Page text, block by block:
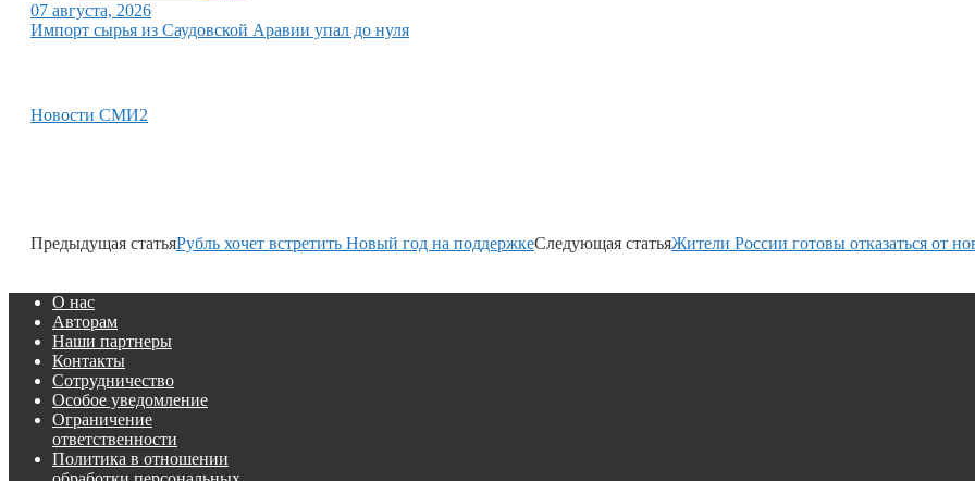
07 августа, 2026
Импорт сырья из Саудовской Аравии упал до нуля
Новости СМИ2
Предыдущая статьяРубль хочет встретить Новый год на поддержкеСледующая статьяЖители России готовы отказаться от
О нас
Авторам
Наши партнеры
Контакты
Сотрудничество
Особое уведомление
Ограничение
ответственности
Политика в отношении